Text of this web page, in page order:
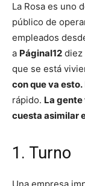
La Rosa es uno
público de
empleados
a PáginaI12 diez
que se está
con que va esto.
rápido. La
cuesta asimilar
1. Turno